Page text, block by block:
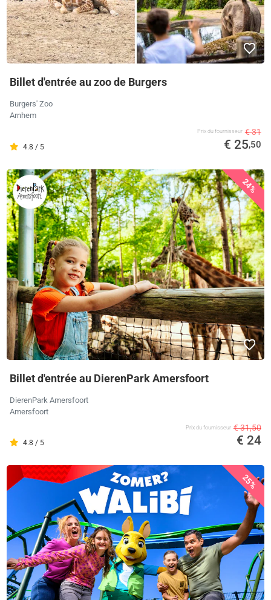
Billet d'entrée au zoo de Burgers
Burgers' Zoo
Arnhem
4.8 / 5
Prix ​​du fournisseur € 31
€ 25,50
24%
Billet d'entrée au DierenPark Amersfoort
DierenPark Amersfoort
Amersfoort
4.8 / 5
Prix ​​du fournisseur € 31,50
€ 24
25%